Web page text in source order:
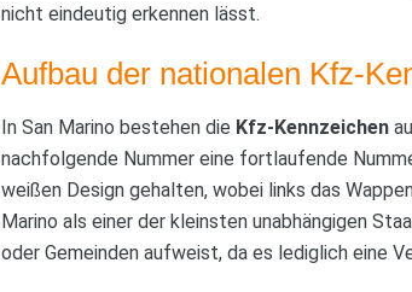
nicht eindeutig erkennen lässt.
Aufbau der nationalen Kfz-
In San Marino bestehen die Kfz-Kennzeichen
nachfolgende Nummer eine fortlaufende
weißen Design gehalten, wobei links das
Marino als einer der kleinsten unabhängigen
oder Gemeinden aufweist, da es lediglich eine